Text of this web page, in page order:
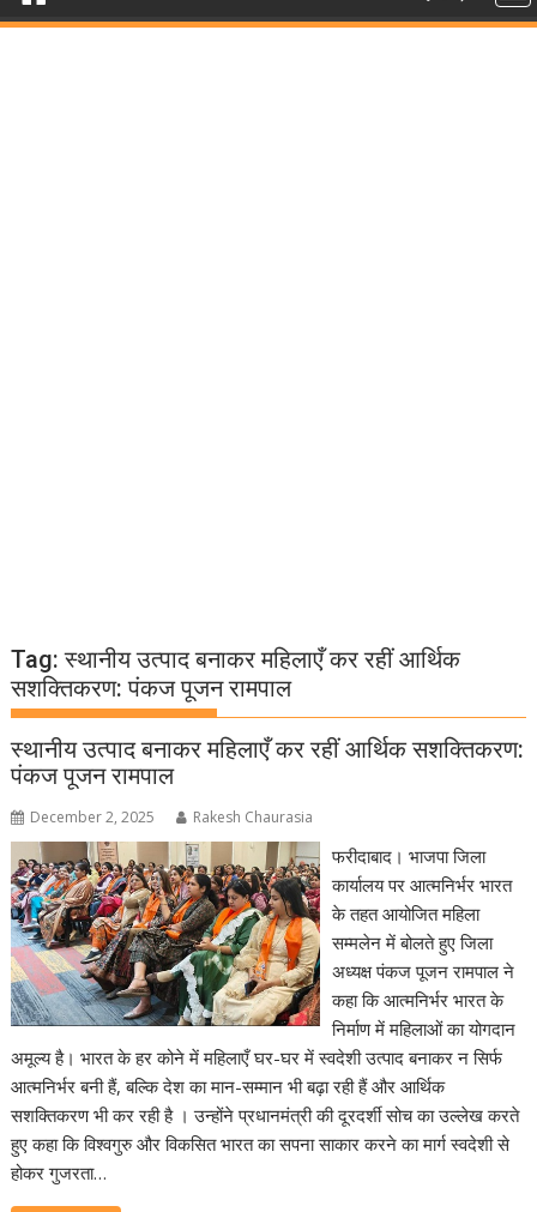
Tag:स्थानीय उत्पाद बनाकर महिलाएँ कर रहीं आर्थिक
सशक्तिकरण: पंकज पूजन रामपाल
स्थानीय उत्पाद बनाकर महिलाएँ कर रहीं आर्थिक सशक्तिकरण:
पंकज पूजन रामपाल
December 2, 2025 Rakesh Chaurasia
फरीदाबाद। भाजपा जिला
कार्यालय पर आत्मनिर्भर भारत
के तहत आयोजित महिला
सम्मलेन में बोलते हुए जिला
अध्यक्ष पंकज पूजन रामपाल ने
कहा कि आत्मनिर्भर भारत के
निर्माण में महिलाओं का योगदान
अमूल्य है। भारत के हर कोने में महिलाएँ घर-घर में स्वदेशी उत्पाद बनाकर न सिर्फ
आत्मनिर्भर बनी हैं, बल्कि देश का मान-सम्मान भी बढ़ा रही हैं और आर्थिक
सशक्तिकरण भी कर रही है । उन्होंने प्रधानमंत्री की दूरदर्शी सोच का उल्लेख करते
हुए कहा कि विश्वगुरु और विकसित भारत का सपना साकार करने का मार्ग स्वदेशी से
होकर गुजरता…